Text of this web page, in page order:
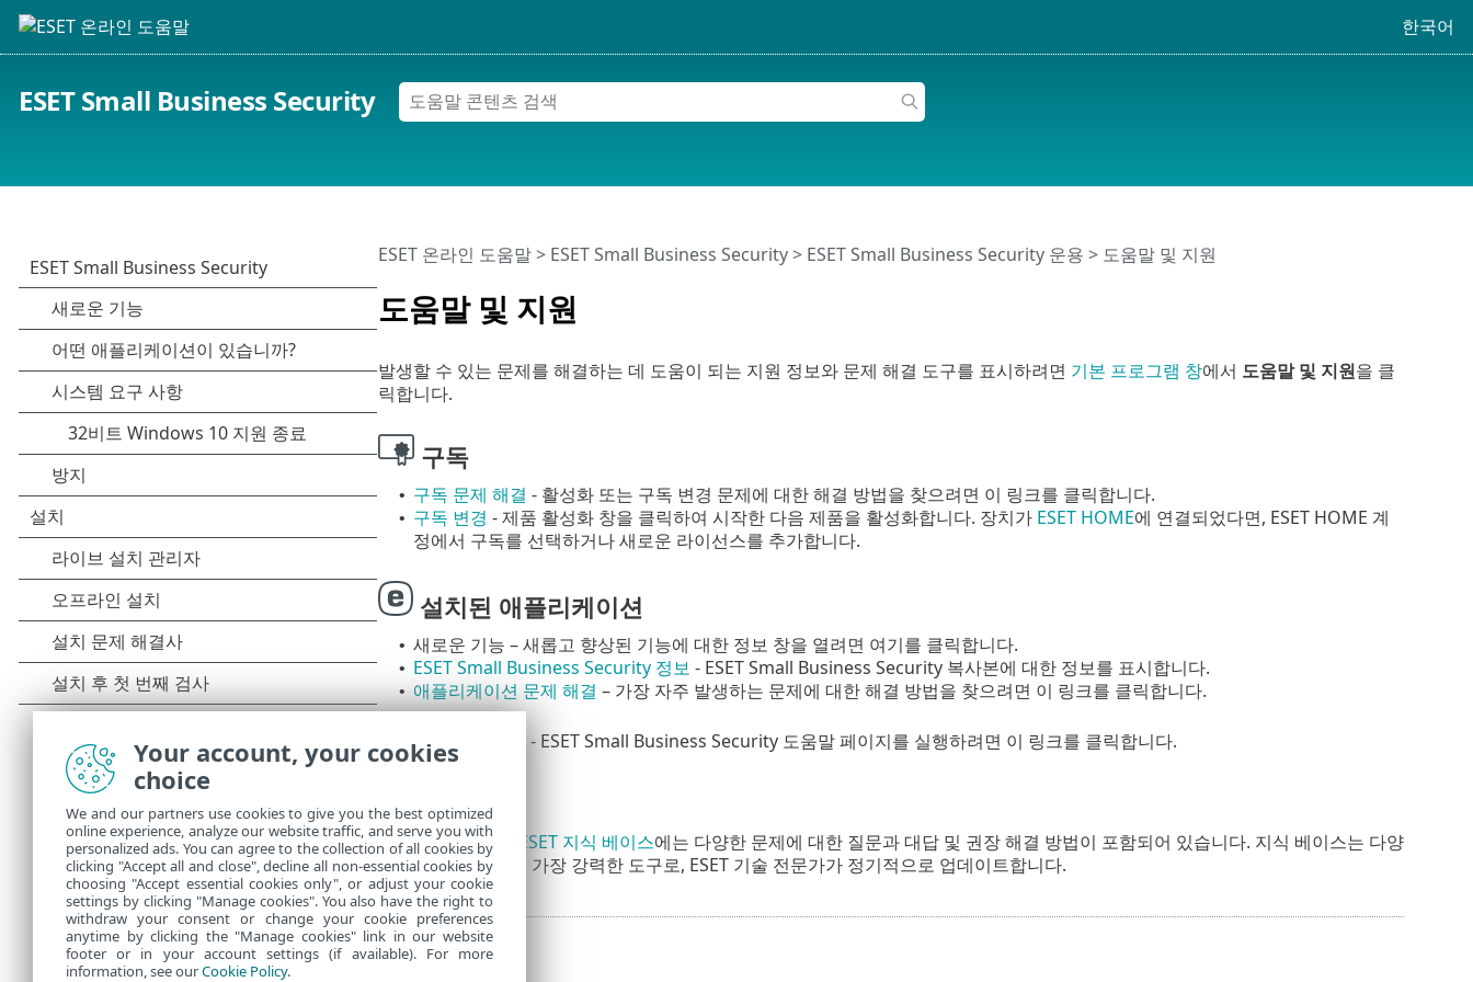
한국어
ESET Small Business Security
도움말 및 지원
ESET 온라인 도움말> ESET Small Business Security> ESET Small Business Security 운용 > 도움말 및 지원
발생할 수 있는 문제를 해결하는 데 도움이 되는 지원 정보와 문제 해결 도구를 표시하려면 기본 프로그램 창에서 도움말 및 지원을 클
릭합니다.
구독
• 구독 문제 해결 - 활성화 또는 구독 변경 문제에 대한 해결 방법을 찾으려면 이 링크를 클릭합니다.
• 구독 변경 - 제품 활성화 창을 클릭하여 시작한 다음 제품을 활성화합니다. 장치가 ESET HOME에 연결되었다면, ESET HOME 계
정에서 구독를 선택하거나 새로운 라이선스를 추가합니다.
설치된 애플리케이션
• 새로운 기능 – 새롭고 향상된 기능에 대한 정보 창을 열려면 여기를 클릭합니다.
• ESET Small Business Security 정보 - ESET Small Business Security 복사본에 대한 정보를 표시합니다.
• 애플리케이션 문제 해결 – 가장 자주 발생하는 문제에 대한 해결 방법을 찾으려면 이 링크를 클릭합니다.
도움말 페이지 - ESET Small Business Security 도움말 페이지를 실행하려면 이 링크를 클릭합니다.
지식베이스 ESET 지식 베이스에는 다양한 문제에 대한 질문과 대답 및 권장 해결 방법이 포함되어 있습니다. 지식 베이스는 다양
한 문제를 해결하는 가장 강력한 도구로, ESET 기술 전문가가 정기적으로 업데이트합니다.
Your account, your cookies
choice
We and our partners use cookies to give you the best optimized
online experience, analyze our website traffic, and serve you with
personalized ads. You can agree to the collection of all cookies by
clicking "Accept all and close", decline all non-essential cookies by
choosing "Accept essential cookies only", or adjust your cookie
settings by clicking "Manage cookies". You also have the right to
withdraw your consent or change your cookie preferences
anytime by clicking the "Manage cookies" link in our website
footer or in your account settings (if available). For more
information, see ourCookie Policy.